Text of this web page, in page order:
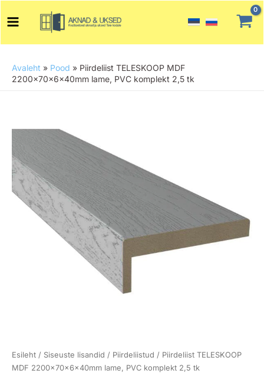
Menu
Avaleht » Pood » Piirdeliist TELESKOOP MDF
2200x70x6x40mm lame, PVC komplekt 2,5 tk
Esileht / Siseuste lisandid / Piirdeliistud / Piirdeliist TELESKOOP
MDF 2200x70x6x40mm lame, PVC komplekt 2,5 tk
2200x70x6x40mm
lame,
PVC
komplekt
2,5
tk
kogus